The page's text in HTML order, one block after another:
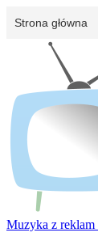
Strona główna
Muzyka z reklam